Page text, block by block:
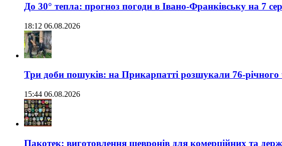
До 30° тепла: прогноз погоди в Івано-Франківську на 7
18:12 06.08.2026
Три доби пошуків: на Прикарпатті розшукали 76-річного
15:44 06.08.2026
Пакотек: виготовлення шевронів для комерційних та